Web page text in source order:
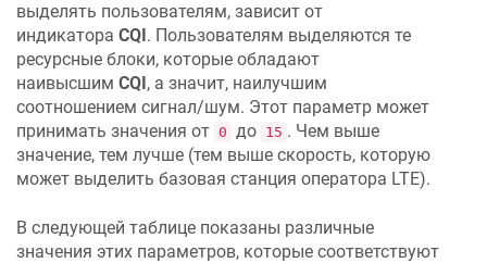
выделять пользователям, зависит от
индикатора CQI . Пользователям выделяются те
ресурсные блоки, которые обладают
наивысшим CQI , а значит, наилучшим
соотношением сигнал/шум. Этот параметр может
принимать значения от 0 до 15 . Чем выше
значение, тем лучше (тем выше скорость, которую
может выделить базовая станция оператора LTE).
В следующей таблице показаны различные
значения этих параметров, которые соответствуют